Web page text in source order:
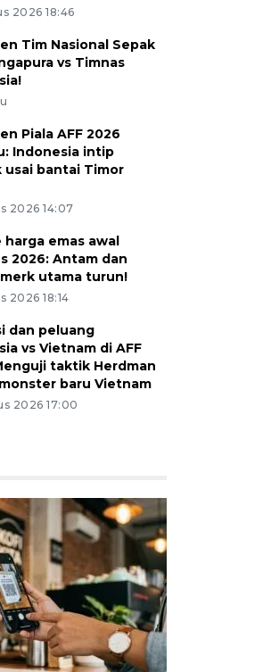
2026 18:46
Tim Nasional Sepak
vs Timnas
Piala AFF 2026
Indonesia intip
usai bantai Timor
2026 14:07
harga emas awal
2026: Antam dan
utama turun!
2026 18:14
dan peluang
vs Vietnam di AFF
taktik Herdman
baru Vietnam
2026 17:00